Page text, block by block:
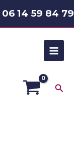
06 14 59 84 79